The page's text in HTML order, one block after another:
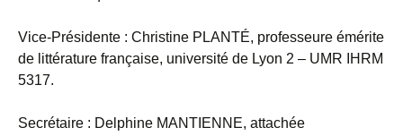
Vice-Présidente : Christine PLANTÉ, professeure émérite
de littérature française, université de Lyon 2 – UMR IHRM
5317.
Secrétaire : Delphine MANTIENNE, attachée